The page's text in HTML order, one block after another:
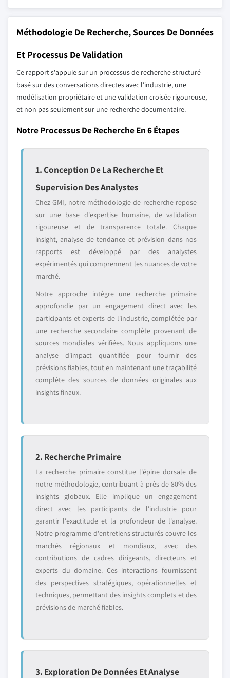
Méthodologie De Recherche, Sources De Données
Et Processus De Validation
Ce rapport s'appuie sur un processus de recherche structuré
basé sur des conversations directes avec l'industrie, une
modélisation propriétaire et une validation croisée rigoureuse,
et non pas seulement sur une recherche documentaire.
Notre Processus De Recherche En 6 Étapes
1. Conception De La Recherche Et
Supervision Des Analystes
Chez GMI, notre méthodologie de recherche repose
sur une base d'expertise humaine, de validation
rigoureuse et de transparence totale. Chaque
insight, analyse de tendance et prévision dans nos
rapports est développé par des analystes
expérimentés qui comprennent les nuances de votre
marché.
Notre approche intègre une recherche primaire
approfondie par un engagement direct avec les
participants et experts de l'industrie, complétée par
une recherche secondaire complète provenant de
sources mondiales vérifiées. Nous appliquons une
analyse d'impact quantifiée pour fournir des
prévisions fiables, tout en maintenant une traçabilité
complète des sources de données originales aux
insights finaux.
2. Recherche Primaire
La recherche primaire constitue l'épine dorsale de
notre méthodologie, contribuant à près de 80% des
insights globaux. Elle implique un engagement
direct avec les participants de l'industrie pour
garantir l'exactitude et la profondeur de l'analyse.
Notre programme d'entretiens structurés couvre les
marchés régionaux et mondiaux, avec des
contributions de cadres dirigeants, directeurs et
experts du domaine. Ces interactions fournissent
des perspectives stratégiques, opérationnelles et
techniques, permettant des insights complets et des
prévisions de marché fiables.
3. Exploration De Données Et Analyse